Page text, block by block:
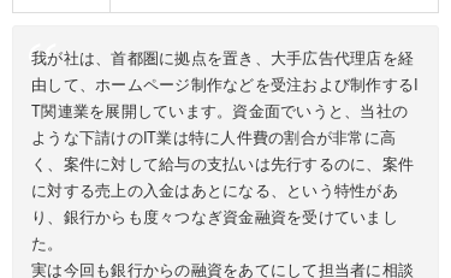
我が社は、首都圏に拠点を置き、大手広告代理店を経
由して、ホームページ制作などを受注および制作するI
T関連業を展開しています。資金面でいうと、当社の
ような下請けのIT業は特に人件費の割合が非常に高
く、案件に対して給与の支払いは先行するのに、案件
に対する売上の入金はあとになる、という特性があ
り、銀行からも度々つなぎ資金融資を受けていまし
た。
実は今回も銀行からの融資をあてにして担当者に相談